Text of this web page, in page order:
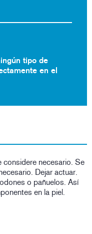
tipo de
en el
considere necesario. Se
Dejar actuar.
o pañuelos. Así
en la piel.